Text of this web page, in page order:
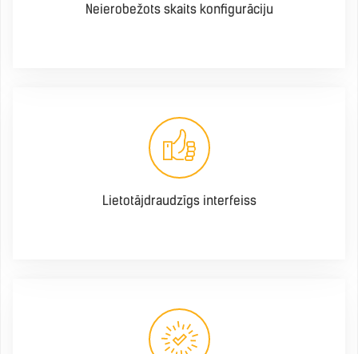
Neierobežots skaits konfigurāciju
Lietotājdraudzīgs interfeiss